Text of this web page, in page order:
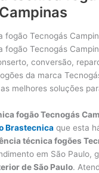
fogão Tecnogás
fogão Tecnogás
conversão,
da marca
melhores soluções
fogão Tecnogás
Brastecnica que esta
técnica fogões
em São Paulo,
de São Paulo.